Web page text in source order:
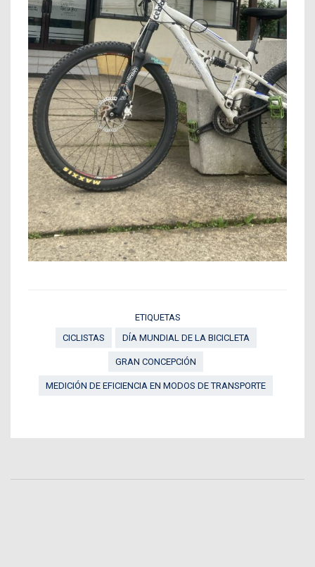
ETIQUETAS
CICLISTAS
DÍA MUNDIAL DE LA BICICLETA
GRAN CONCEPCIÓN
MEDICIÓN DE EFICIENCIA EN MODOS DE TRANSPORTE